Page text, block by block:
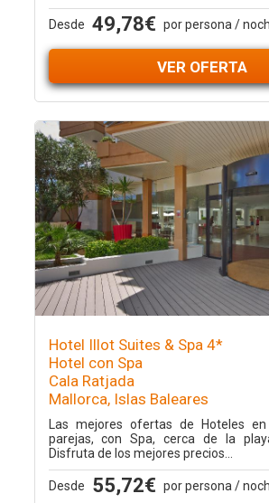
Desde 49,78€ por persona /
VER OFERTA
Hotel Illot Suites & Spa 4*
Hotel con Spa
Cala Ratjada
Mallorca, Islas Baleares
Las mejores ofertas de Hoteles
parejas, con Spa, cerca de la
Disfruta de los mejores precios...
Desde 55,72€ por persona /